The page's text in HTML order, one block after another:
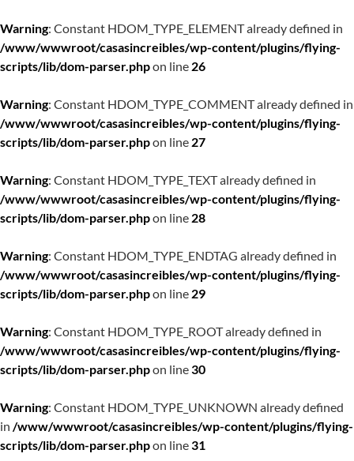
Warning: Constant HDOM_TYPE_ELEMENT already defined in
/www/wwwroot/casasincreibles/wp-content/plugins/flying-
scripts/lib/dom-parser.phpon line 26
Warning: Constant HDOM_TYPE_COMMENT already defined in
/www/wwwroot/casasincreibles/wp-content/plugins/flying-
scripts/lib/dom-parser.phpon line 27
Warning: Constant HDOM_TYPE_TEXT already defined in
/www/wwwroot/casasincreibles/wp-content/plugins/flying-
scripts/lib/dom-parser.phpon line 28
Warning: Constant HDOM_TYPE_ENDTAG already defined in
/www/wwwroot/casasincreibles/wp-content/plugins/flying-
scripts/lib/dom-parser.phpon line 29
Warning: Constant HDOM_TYPE_ROOT already defined in
/www/wwwroot/casasincreibles/wp-content/plugins/flying-
scripts/lib/dom-parser.phpon line30
Warning: Constant HDOM_TYPE_UNKNOWN already defined
in /www/wwwroot/casasincreibles/wp-content/plugins/flying-
scripts/lib/dom-parser.phpon line31